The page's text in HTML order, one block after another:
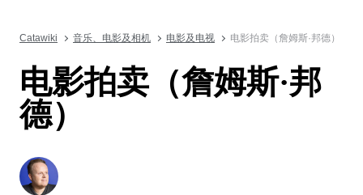
Catawiki 音乐、电影及相机 电影及电视 电影拍卖（詹姆斯·邦德）
电影拍卖（詹姆斯·邦
德）